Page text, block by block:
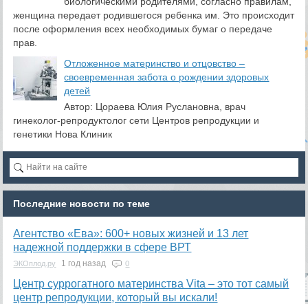
женщина передает родившегося ребенка им. Это происходит
после оформления всех необходимых бумаг о передаче
прав.
Отложенное материнство и отцовство –
своевременная забота о рождении здоровых
детей
Автор: Цораева Юлия Руслановна, врач
гинеколог-репродуктолог сети Центров репродукции и
генетики Нова Клиник
Последние новости по теме
Агентство «Ева»: 600+ новых жизней и 13 лет
надежной поддержки в сфере ВРТ
ЭКОплод.ру 1 год назад 0
​Центр суррогатного материнства Vita – это тот самый
центр репродукции, который вы искали!